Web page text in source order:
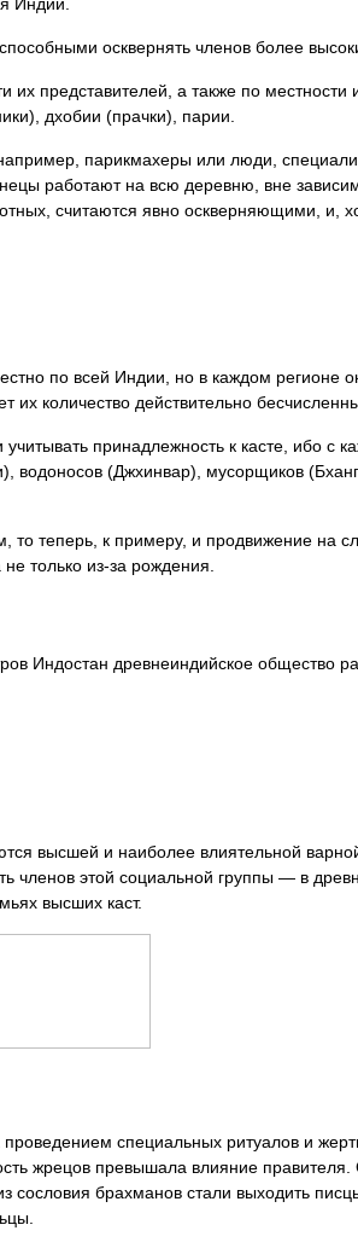
осквернять членов более
представителей, а также по
дхобии (прачки), парии.
парикмахеры или люди,
работают на всю деревню, вне
считаются явно оскверняющими, и,
по всей Индии, но в каждом регионе
их количество действительно
принадлежность к касте, ибо с
водоносов (Джхинвар), мусорщиков
теперь, к примеру, и продвижение на
только из-за рождения.
Индостан древнеиндийское общество
высшей и наиболее влиятельной
членов этой социальной группы — в
высших каст.
специальных ритуалов и
жрецов превышала влияние правителя.
брахманов стали выходить